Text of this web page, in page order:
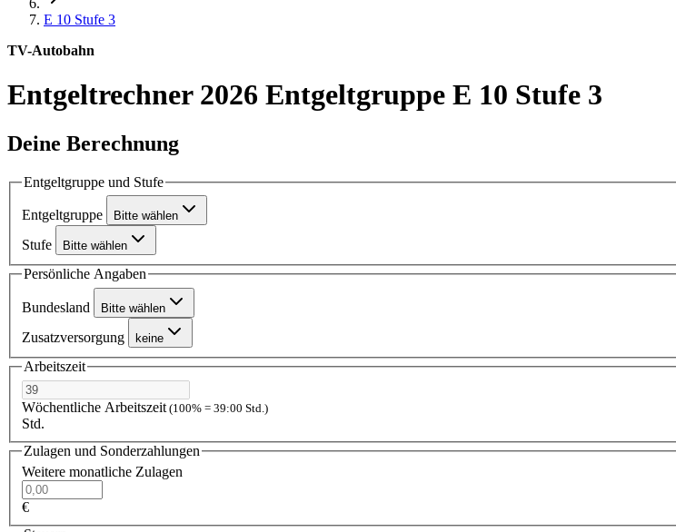
E 10 Stufe 3
TV-Autobahn
Entgeltrechner 2026 Entgeltgruppe E 10 Stufe 3
Deine Berechnung
Entgeltgruppe und Stufe
Entgeltgruppe Bitte wählen
Stufe Bitte wählen
Persönliche Angaben
Bundesland Bitte wählen
Zusatzversorgung keine
Arbeitszeit
Wöchentliche Arbeitszeit (100% = 39:00 Std.)
Std.
Zulagen und Sonderzahlungen
Weitere monatliche Zulagen
€